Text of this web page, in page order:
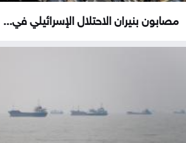
مصابون بنيران الاحتلال الإسرائيلي في...